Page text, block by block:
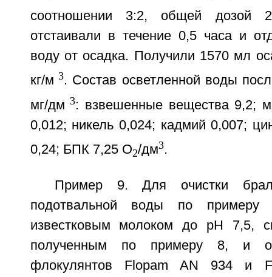
соотношении 3:2, общей дозой
отстаивали в течение 0,5 часа и
воду от осадка. Получили 1570 мл
кг/м 3. Состав осветленной воды
мг/дм 3: взвешенные вещества 9,2;
0,012; никель 0,024; кадмий 0,007;
0,24; БПК 7,25 О2/дм3.
Пример 9. Для очистки
подотвальной воды по примеру
известковым молоком до рН 7,5,
полученным по примеру 8, и
флокулянтов Flopam AN 934 и